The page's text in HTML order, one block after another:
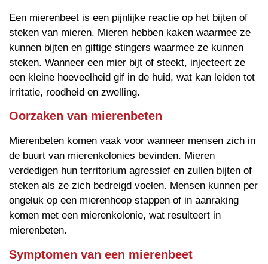
Een mierenbeet is een pijnlijke reactie op het bijten of
steken van mieren. Mieren hebben kaken waarmee ze
kunnen bijten en giftige stingers waarmee ze kunnen
steken. Wanneer een mier bijt of steekt, injecteert ze
een kleine hoeveelheid gif in de huid, wat kan leiden tot
irritatie, roodheid en zwelling.
Oorzaken van mierenbeten
Mierenbeten komen vaak voor wanneer mensen zich in
de buurt van mierenkolonies bevinden. Mieren
verdedigen hun territorium agressief en zullen bijten of
steken als ze zich bedreigd voelen. Mensen kunnen per
ongeluk op een mierenhoop stappen of in aanraking
komen met een mierenkolonie, wat resulteert in
mierenbeten.
Symptomen van een mierenbeet